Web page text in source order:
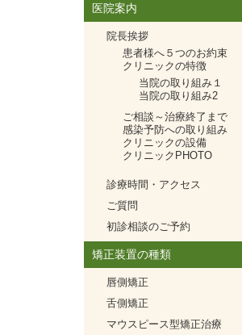
医院案内
院長挨拶
患者様へ５つのお約束
クリニックの特徴
当院の取り組み１
当院の取り組み2
ご相談～治療終了まで
感染予防への取り組み
クリニックの設備
クリニックPHOTO
診療時間・アクセス
ご質問
初診相談のご予約
矯正装置の種類
唇側矯正
舌側矯正
マウスピース型矯正治療